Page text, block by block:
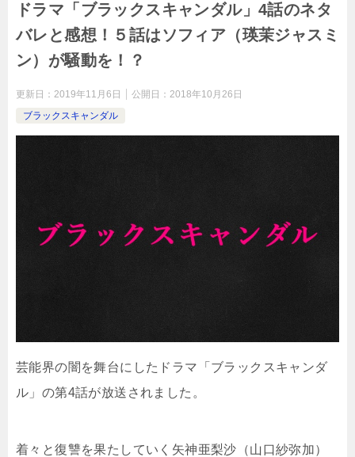
ドラマ「ブラックスキャンダル」4話のネタ
バレと感想！５話はソフィア（瑛茉ジャスミ
ン）が騒動を！？
更新日： 2019年11月6日 公開日： 2018年10月26日
ブラックスキャンダル
芸能界の闇を舞台にしたドラマ「ブラックスキャンダ
ル」の第4話が放送されました。
着々と復讐を果たしていく矢神亜梨沙（山口紗弥加）